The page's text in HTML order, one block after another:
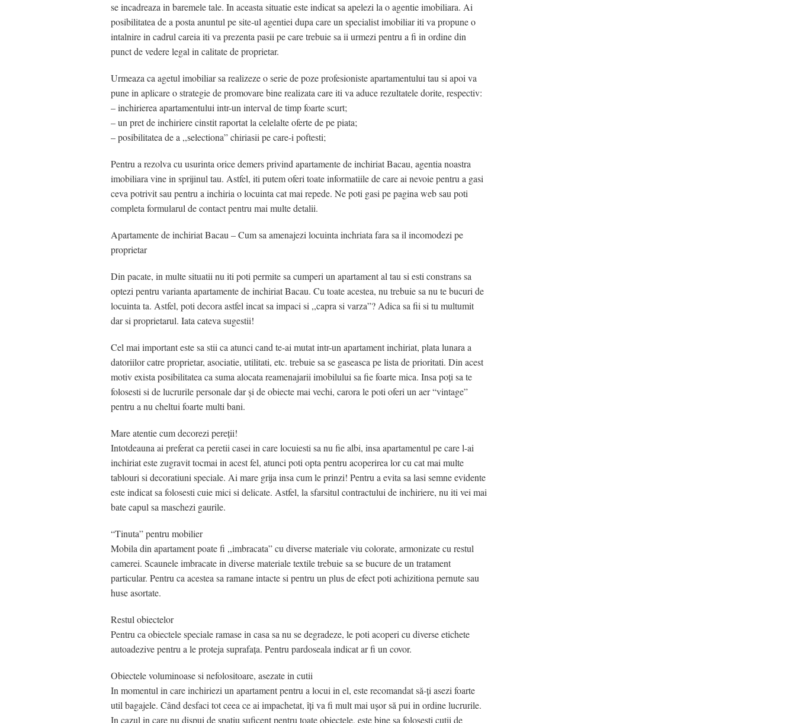
se incadreaza in baremele tale. In aceasta situatie este indicat sa apelezi la o agentie imobiliara. Ai
posibilitatea de a posta anuntul pe site-ul agentiei dupa care un specialist imobiliar iti va propune o
intalnire in cadrul careia iti va prezenta pasii pe care trebuie sa ii urmezi pentru a fi in ordine din
punct de vedere legal in calitate de proprietar.
Urmeaza ca agetul imobiliar sa realizeze o serie de poze profesioniste apartamentului tau si apoi va
pune in aplicare o strategie de promovare bine realizata care iti va aduce rezultatele dorite, respectiv:
– inchirierea apartamentului intr-un interval de timp foarte scurt;
– un pret de inchiriere cinstit raportat la celelalte oferte de pe piata;
– posibilitatea de a ,,selectiona” chiriasii pe care-i poftesti;
Pentru a rezolva cu usurinta orice demers privind apartamente de inchiriat Bacau, agentia noastra
imobiliara vine in sprijinul tau. Astfel, iti putem oferi toate informatiile de care ai nevoie pentru a gasi
ceva potrivit sau pentru a inchiria o locuinta cat mai repede. Ne poti gasi pe pagina web sau poti
completa formularul de contact pentru mai multe detalii.
Apartamente de inchiriat Bacau – Cum sa amenajezi locuinta inchriata fara sa il incomodezi pe
proprietar
Din pacate, in multe situatii nu iti poti permite sa cumperi un apartament al tau si esti constrans sa
optezi pentru varianta apartamente de inchiriat Bacau. Cu toate acestea, nu trebuie sa nu te bucuri de
locuinta ta. Astfel, poti decora astfel incat sa impaci si ,,capra si varza”? Adica sa fii si tu multumit
dar si proprietarul. Iata cateva sugestii!
Cel mai important este sa stii ca atunci cand te-ai mutat intr-un apartament inchiriat, plata lunara a
datoriilor catre proprietar, asociatie, utilitati, etc. trebuie sa se gaseasca pe lista de prioritati. Din acest
motiv exista posibilitatea ca suma alocata reamenajarii imobilului sa fie foarte mica. Insa poţi sa te
folosesti si de lucrurile personale dar şi de obiecte mai vechi, carora le poti oferi un aer “vintage”
pentru a nu cheltui foarte multi bani.
Mare atentie cum decorezi pereţii!
Intotdeauna ai preferat ca peretii casei in care locuiesti sa nu fie albi, insa apartamentul pe care l-ai
inchiriat este zugravit tocmai in acest fel, atunci poti opta pentru acoperirea lor cu cat mai multe
tablouri si decoratiuni speciale. Ai mare grija insa cum le prinzi! Pentru a evita sa lasi semne evidente
este indicat sa folosesti cuie mici si delicate. Astfel, la sfarsitul contractului de inchiriere, nu iti vei mai
bate capul sa maschezi gaurile.
“Tinuta” pentru mobilier
Mobila din apartament poate fi ,,imbracata” cu diverse materiale viu colorate, armonizate cu restul
camerei. Scaunele imbracate in diverse materiale textile trebuie sa se bucure de un tratament
particular. Pentru ca acestea sa ramane intacte si pentru un plus de efect poti achizitiona pernute sau
huse asortate.
Restul obiectelor
Pentru ca obiectele speciale ramase in casa sa nu se degradeze, le poti acoperi cu diverse etichete
autoadezive pentru a le proteja suprafaţa. Pentru pardoseala indicat ar fi un covor.
Obiectele voluminoase si nefolositoare, asezate in cutii
In momentul in care inchiriezi un apartament pentru a locui in el, este recomandat să-ţi asezi foarte
util bagajele. Când desfaci tot ceea ce ai impachetat, îţi va fi mult mai uşor să pui in ordine lucrurile.
In cazul in care nu dispui de spatiu suficent pentru toate obiectele, este bine sa foloseşti cutii de